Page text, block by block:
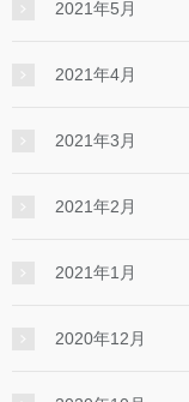
2021年5月
2021年4月
2021年3月
2021年2月
2021年1月
2020年12月